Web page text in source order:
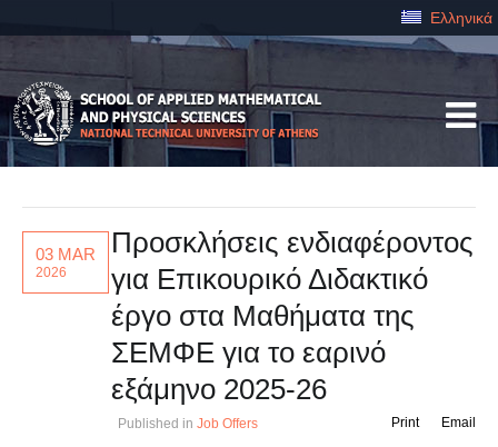
Ελληνικά
03 MAR
2026
Προσκλήσεις ενδιαφέροντος
για Επικουρικό Διδακτικό
έργο στα Μαθήματα της
ΣΕΜΦΕ για το εαρινό
εξάμηνο 2025-26
Published in Job Offers Email
Print